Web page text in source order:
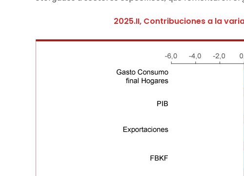
2025.II, Contribuciones a la